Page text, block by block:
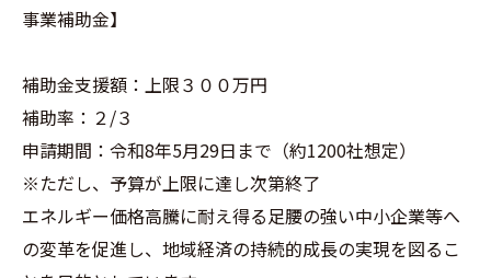
事業補助金】
補助金支援額：上限３００万円
補助率：２/３
申請期間：令和8年5月29日まで（約1200社想定）
※ただし、予算が上限に達し次第終了
エネルギー価格高騰に耐え得る足腰の強い中小企業等へ
の変革を促進し、地域経済の持続的成長の実現を図るこ